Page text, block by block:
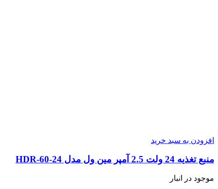
افزودن به سبد خرید
منبع تغذیه 24 ولت 2.5 آمپر مین ول مدل HDR-60-24
موجود در انبار